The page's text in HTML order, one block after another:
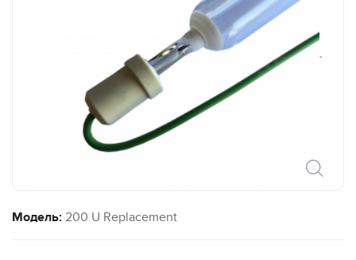
`
Модель: 200 U Replacement